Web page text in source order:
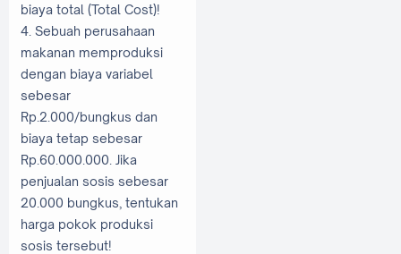
biaya total (Total Cost)!
4. Sebuah perusahaan
makanan memproduksi
dengan biaya variabel
sebesar
Rp.2.000/bungkus dan
biaya tetap sebesar
Rp.60.000.000. Jika
penjualan sosis sebesar
20.000 bungkus, tentukan
harga pokok produksi
sosis tersebut!